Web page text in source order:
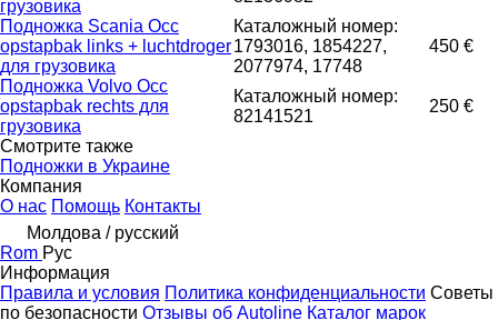
грузовика
Подножка Scania Occ
opstapbak links + luchtdroger
для грузовика
Каталожный номер:
1793016, 1854227,
2077974, 17748
450 €
Подножка Volvo Occ
opstapbak rechts для
грузовика
Каталожный номер:
82141521
250 €
Смотрите также
Подножки в Украине
Компания
О нас Помощь Контакты
Молдова / русский
Rom Рус
Информация
Правила и условия Политика конфиденциальности Советы
по безопасности Отзывы об Autoline Каталог марок